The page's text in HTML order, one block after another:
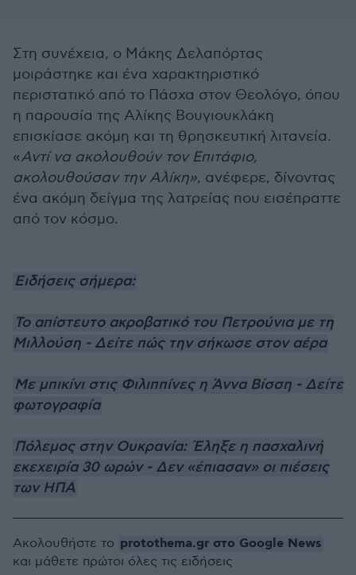
Στη συνέχεια, ο Μάκης Δελαπόρτας
μοιράστηκε και ένα χαρακτηριστικό
περιστατικό από το Πάσχα στον Θεολόγο, όπου
η παρουσία της Αλίκης Βουγιουκλάκη
επισκίασε ακόμη και τη θρησκευτική λιτανεία.
«Αντί να ακολουθούν τον Επιτάφιο,
ακολουθούσαν την Αλίκη», ανέφερε, δίνοντας
ένα ακόμη δείγμα της λατρείας που εισέπραττε
από τον κόσμο.
Ειδήσεις σήμερα:
Το απίστευτο ακροβατικό του Πετρούνια με τη
Μιλλούση - Δείτε πώς την σήκωσε στον αέρα
Με μπικίνι στις Φιλιππίνες η Άννα Βίσση - Δείτε
φωτογραφία
Πόλεμος στην Ουκρανία: Έληξε η πασχαλινή
εκεχειρία 30 ωρών - Δεν «έπιασαν» οι πιέσεις
των ΗΠΑ
Ακολουθήστε το protothema.gr στο Google News
και μάθετε πρώτοι όλες τις ειδήσεις